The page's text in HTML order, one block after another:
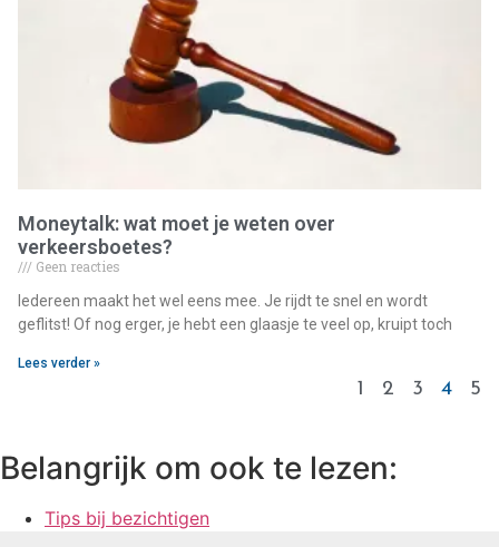
Moneytalk: wat moet je weten over
verkeersboetes?
Geen reacties
Iedereen maakt het wel eens mee. Je rijdt te snel en wordt
geflitst! Of nog erger, je hebt een glaasje te veel op, kruipt toch
Lees verder »
1 2 3 4 5
Belangrijk om ook te lezen:
Tips bij bezichtigen